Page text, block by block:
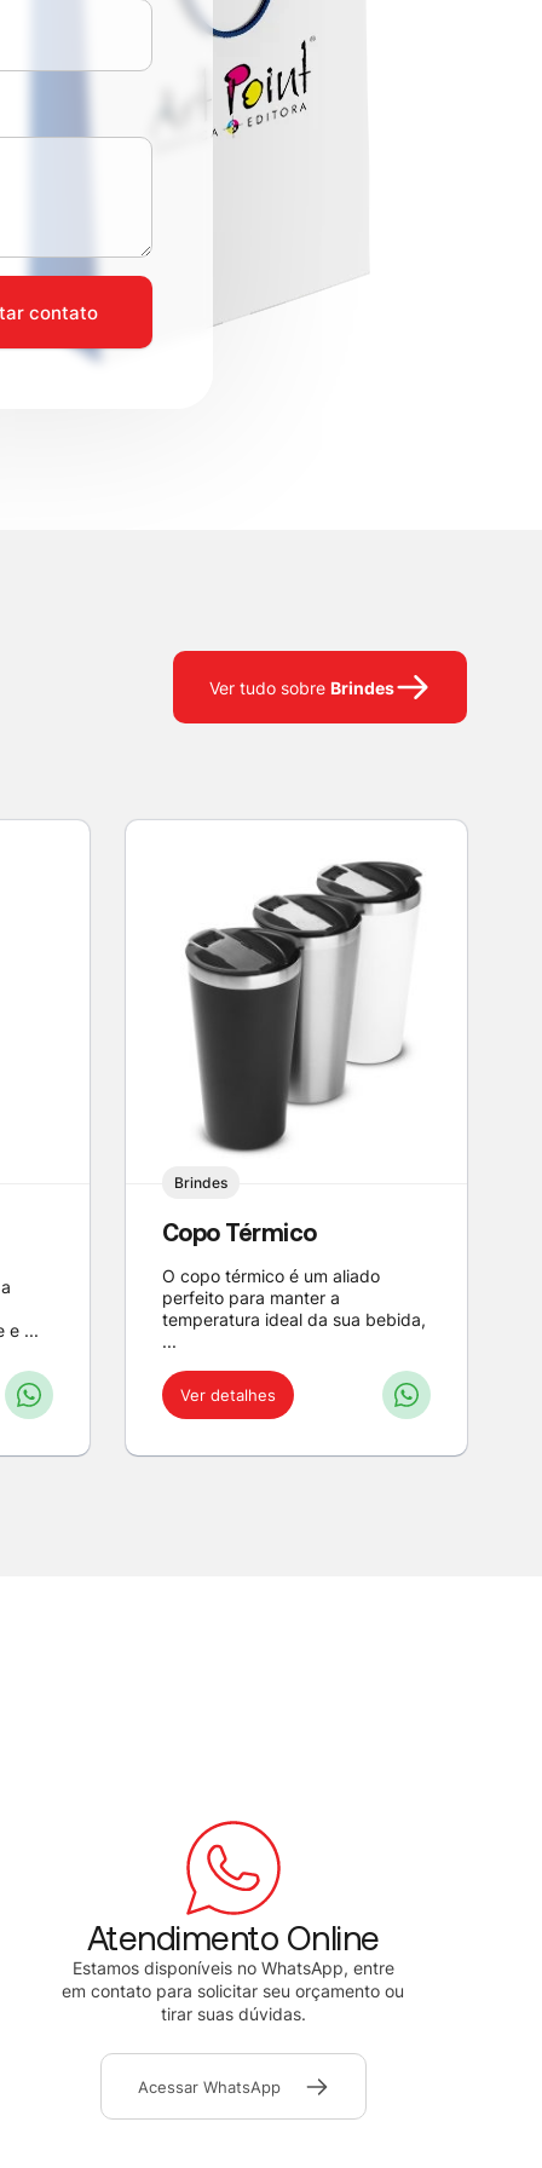
contato
Ver tudo sobre Brindes
e ...
Brindes
Copo Térmico
O copo térmico é um aliado
perfeito para manter a
temperatura ideal da sua bebida,
...
Ver detalhes
Atendimento Online
Estamos disponíveis no WhatsApp, entre
em contato para solicitar seu orçamento ou
tirar suas dúvidas.
Acessar WhatsApp